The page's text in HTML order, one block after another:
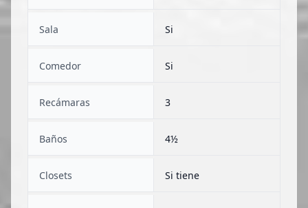
Sala Si
Comedor Si
Recámaras 3
Baños 4½
Closets Si tiene